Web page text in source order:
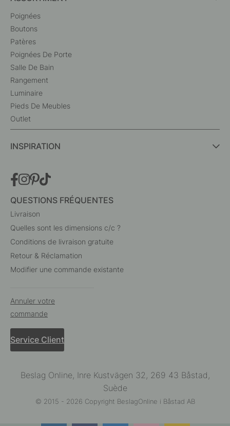
Poignées
Boutons
Patères
Poignées De Porte
Salle De Bain
Rangement
Luminaire
Pieds De Meubles
Outlet
INSPIRATION
QUESTIONS FRÉQUENTES
Livraison
Quelles sont les dimensions c/c ?
Conditions de livraison gratuite
Retour & Réclamation
Modifier une commande existante
Annuler votre
commande
Service Client
Beslag Online, Inre Kustvägen 32, 269 43 Båstad,
Suède
© 2015 - 2026 Copyright BeslagOnline i Båstad AB